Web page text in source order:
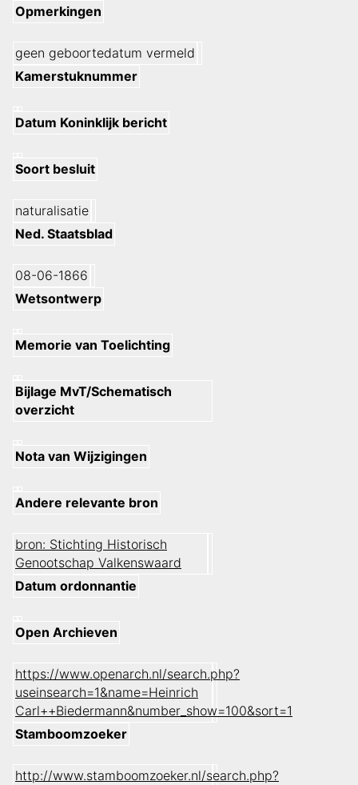
Opmerkingen
geen geboortedatum vermeld
Kamerstuknummer
Datum Koninklijk bericht
Soort besluit
naturalisatie
Ned. Staatsblad
08-06-1866
Wetsontwerp
Memorie van Toelichting
Bijlage MvT/Schematisch
overzicht
Nota van Wijzigingen
Andere relevante bron
bron: Stichting Historisch
Genootschap Valkenswaard
Datum ordonnantie
Open Archieven
https://www.openarch.nl/search.php?
useinsearch=1&name=Heinrich
Carl++Biedermann&number_show=100&sort=1
Stamboomzoeker
http://www.stamboomzoeker.nl/search.php?